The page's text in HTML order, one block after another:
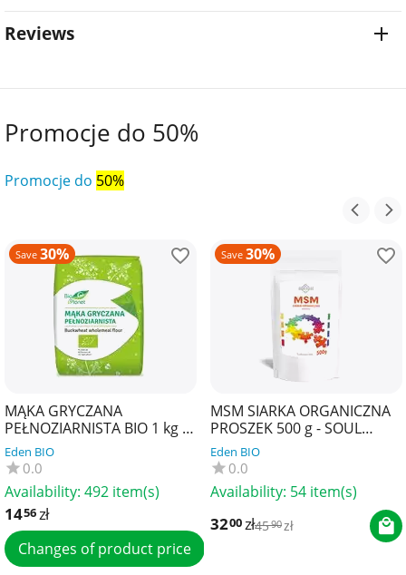
Reviews
Promocje do 50%
Promocje do 50%
Save 30%
MĄKA GRYCZANA
PEŁNOZIARNISTA BIO 1 kg -
BIO PLANET
Eden BIO
0.0
Availability: 492 item(s)
1456zł
Changes of product price
Save 30%
MSM SIARKA ORGANICZNA
PROSZEK 500 g - SOUL
FARM
Eden BIO
0.0
Availability: 54 item(s)
3200zł4590zł